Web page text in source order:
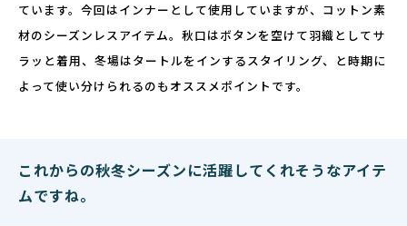
ています。今回はインナーとして使用していますが、コットン素
材のシーズンレスアイテム。秋口はボタンを空けて羽織としてサ
ラッと着用、冬場はタートルをインするスタイリング、と時期に
よって使い分けられるのもオススメポイントです。
これからの秋冬シーズンに活躍してくれそうなアイテ
ムですね。